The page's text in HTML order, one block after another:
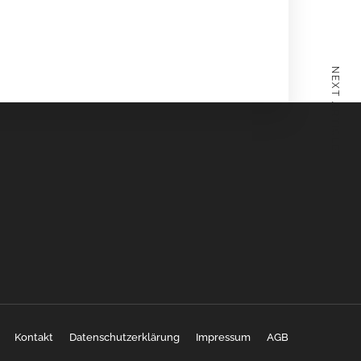
NEXT ARTICLE
Kontakt Datenschutzerklärung Impressum AGB